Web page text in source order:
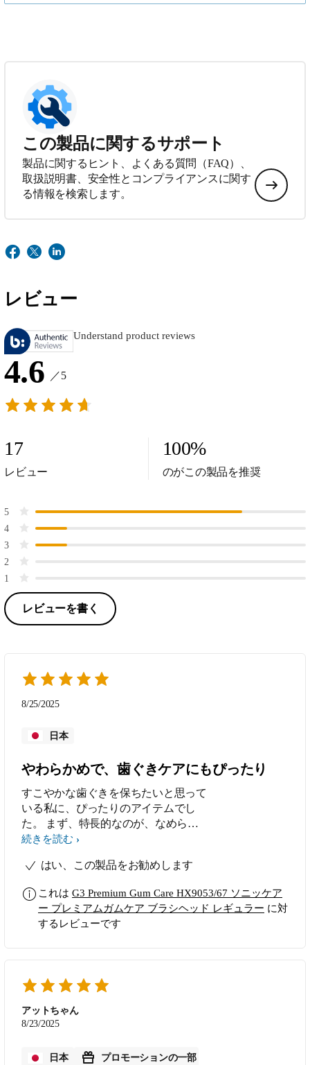
この製品に関するサポート
製品に関するヒント、よくある質問（FAQ）、
取扱説明書、安全性とコンプライアンスに関す
る情報を検索します。
レビュー
Understand product reviews
4.6 ／5
17
レビュー
100%
のがこの製品を推奨
5
4
3
2
1
レビューを書く
8/25/2025
日本
やわらかめで、歯ぐきケアにもぴったり
すこやかな歯ぐきを保ちたいと思って
いる私に、ぴったりのアイテムでし
た。 まず、特長的なのが、なめらか
なカーブを描くブラシヘッド。毛のか
よく感じます。先端が特に毛先が長く
ちんと歯に当たります。 パープルゴ
ム製な柔軟なヘッド部分にも注目。し
っかり磨けるのに圧を吸収してくれる
続きを読む
はい、この製品をお勧めします
これは G3 Premium Gum Care HX9053/67 ソニッケア
ー プレミアムガムケア ブラシヘッド レギュラー に対
するレビューです
アットちゃん
8/23/2025
日本 プロモーションの一部